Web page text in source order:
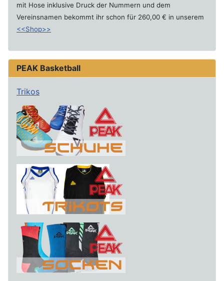
mit Hose inklusive Druck der Nummern und dem
Vereinsnamen bekommt ihr schon für 260,00 € in unserem
<<Shop>>
PEAK Basketball
Trikos